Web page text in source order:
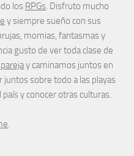
los RPGs. Disfruto mucho
y siempre sueño con sus
momias, fantasmas y
gusto de ver toda clase de
y caminamos juntos en
juntos sobre todo a las playas
y conocer otras culturas.
.